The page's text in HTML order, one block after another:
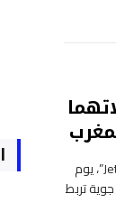
أعلنت شركة الطيران البريطانية “Jet2.com” ونظيرتها “Jet2holidays”، يوم
جوية تربط